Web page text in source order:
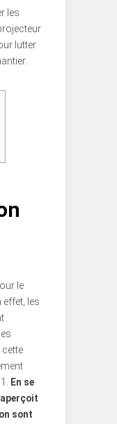
les
lutter
le
effet, les
En se
sont